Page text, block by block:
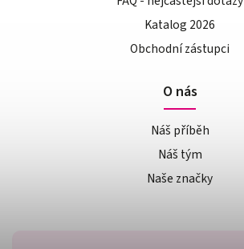
Katalog 2026
Obchodní zástupci
O nás
Náš příběh
Náš tým
Naše značky